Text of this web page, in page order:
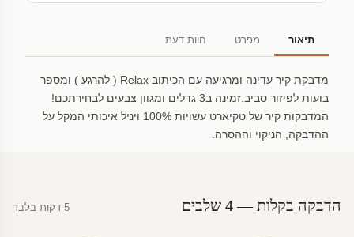
תיאור מפרט חוות דעת
מדבקת קיר עדינה ומרגיעה עם הכיתוב Relax ( להרגע ) ומספר
בועות לפיזור סביב.זמינה ב3 גדלים ומגוון צבעים לבחירתכם!
המדבקות קיר של טקיארט עשויות 100% ויניל איכותי המקל על
ההדבקה, הניקוי וההסרה.
הדבקה בקלות — 4 שלבים 5 דקות בלבד